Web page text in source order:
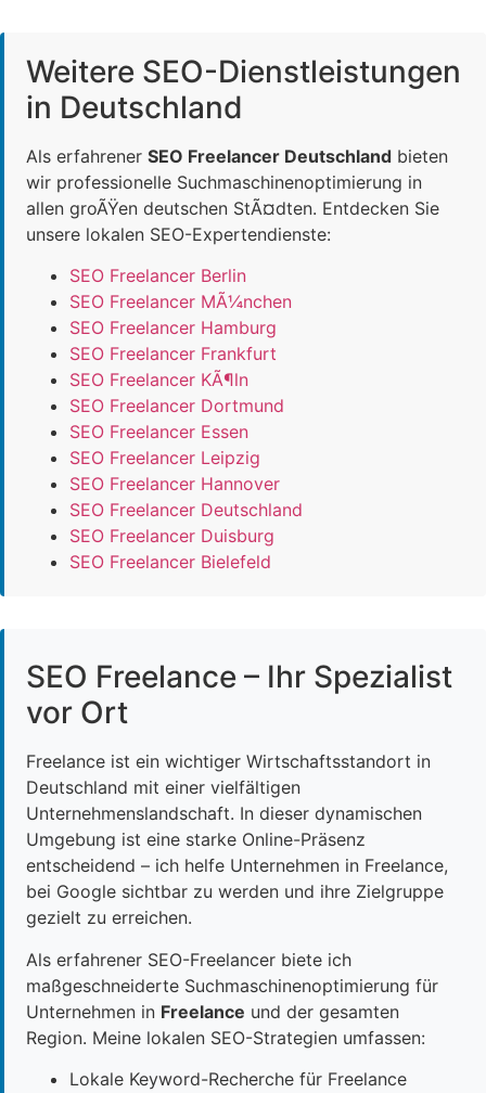
Weitere SEO-Dienstleistungen
in Deutschland
Als erfahrener SEO Freelancer Deutschland bieten
wir professionelle Suchmaschinenoptimierung in
allen groÃŸen deutschen StÃ¤dten. Entdecken Sie
unsere lokalen SEO-Expertendienste:
SEO Freelancer Berlin
SEO Freelancer MÃ¼nchen
SEO Freelancer Hamburg
SEO Freelancer Frankfurt
SEO Freelancer KÃ¶ln
SEO Freelancer Dortmund
SEO Freelancer Essen
SEO Freelancer Leipzig
SEO Freelancer Hannover
SEO Freelancer Deutschland
SEO Freelancer Duisburg
SEO Freelancer Bielefeld
SEO Freelance – Ihr Spezialist
vor Ort
Freelance ist ein wichtiger Wirtschaftsstandort in
Deutschland mit einer vielfältigen
Unternehmenslandschaft. In dieser dynamischen
Umgebung ist eine starke Online-Präsenz
entscheidend – ich helfe Unternehmen in Freelance,
bei Google sichtbar zu werden und ihre Zielgruppe
gezielt zu erreichen.
Als erfahrener SEO-Freelancer biete ich
maßgeschneiderte Suchmaschinenoptimierung für
Unternehmen in Freelance und der gesamten
Region. Meine lokalen SEO-Strategien umfassen:
Lokale Keyword-Recherche für Freelance